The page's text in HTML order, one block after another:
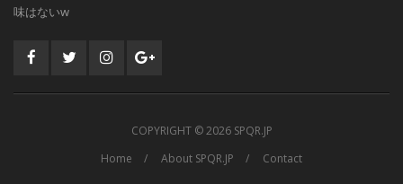
味はないw
COPYRIGHT ©2026 SPQR.JP
Home
About SPQR.JP Contact